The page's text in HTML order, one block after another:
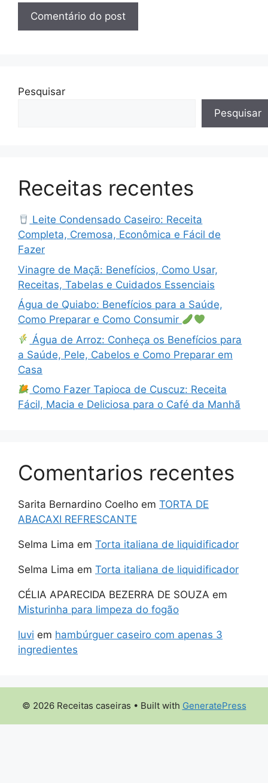
Pesquisar
Pesquisar
Receitas recentes
Leite Condensado Caseiro: Receita
Completa, Cremosa, Econômica e Fácil de
Fazer
Vinagre de Maçã: Benefícios, Como Usar,
Receitas, Tabelas e Cuidados Essenciais
Água de Quiabo: Benefícios para a Saúde,
Como Preparar e Como Consumir
Água de Arroz: Conheça os Benefícios para
a Saúde, Pele, Cabelos e Como Preparar em
Casa
Como Fazer Tapioca de Cuscuz: Receita
Fácil, Macia e Deliciosa para o Café da Manhã
Comentarios recentes
Sarita Bernardino Coelho em TORTA DE
ABACAXI REFRESCANTE
Selma Lima em Torta italiana de liquidificador
Selma Lima em Torta italiana de liquidificador
CÉLIA APARECIDA BEZERRA DE SOUZA em
Misturinha para limpeza do fogão
luvi em hambúrguer caseiro com apenas 3
ingredientes
© 2026 Receitas caseiras • Built with GeneratePress